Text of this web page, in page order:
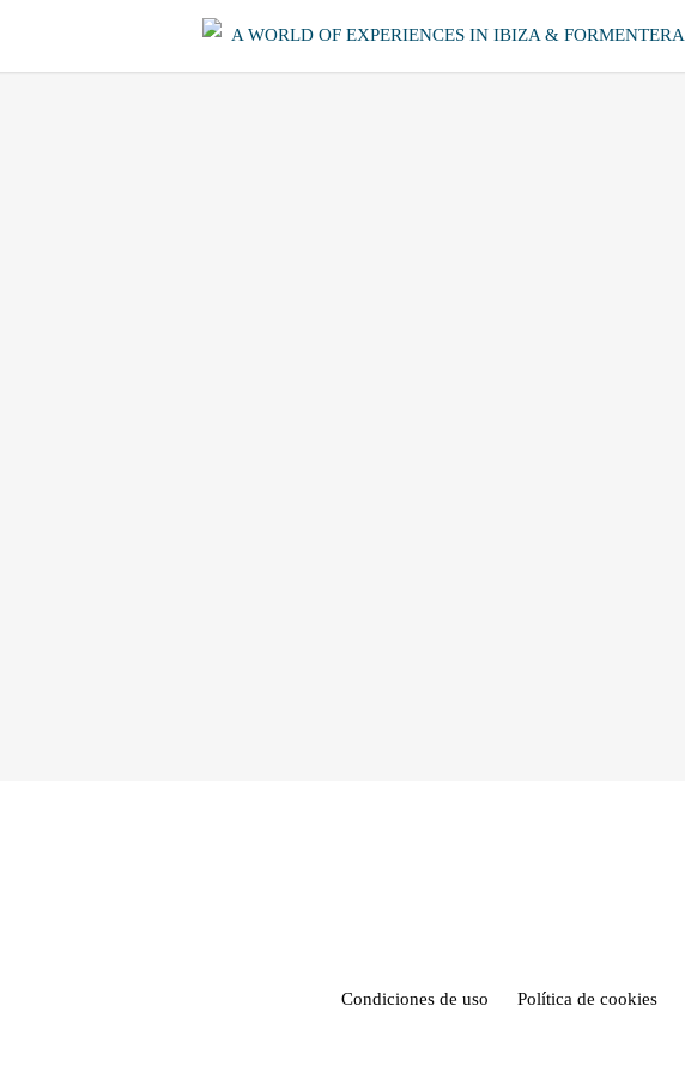
A WORLD OF EXPERIENCES IN IBIZA & FORMENTERA
Condiciones de uso Política de cookies